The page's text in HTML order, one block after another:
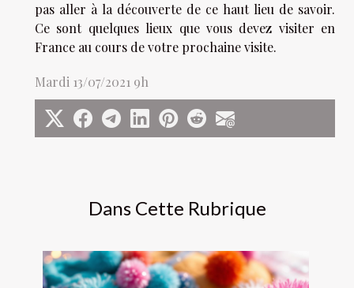
Dans Cette Rubrique
pas aller à la découverte de ce haut lieu de savoir.
Ce sont quelques lieux que vous devez visiter en
France au cours de votre prochaine visite.
Mardi 13/07/2021 9h